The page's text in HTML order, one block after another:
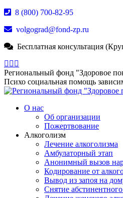
Перейти
содержанию
8 (800) 700-82-95
volgograd@fond-zp.ru
Бесплатная консультация
Страница
Whatsapp
открывается
в
окне
Страница
Телеграм
открывается
в
окне
YouTube
открывается
в
окне
Региональный фонд "Здоровое
Психо социальная помощь
О нас
Об организации
Пожертвование
Алкоголизм
Лечение алкоголизма
Амбулаторный этап
Анонимный вызов
Кодирование от
Вывод из запоя на
Снятие